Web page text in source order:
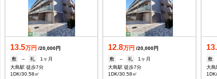
13.5万円 /20,000円
敷
-- 礼
1ヶ月
大島駅 徒歩7分
1DK/30.58㎡
12.8万円 /20,000円
敷
-- 礼
1ヶ月
大島駅 徒歩7分
1DK/30.58㎡
敷
大島